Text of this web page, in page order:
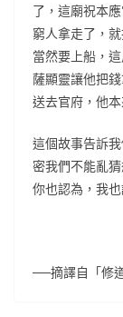
了，這廟祝本
窮人拿走了，
當然要上船，
薩顯靈讓他把
送去官府，他
這個故事告訴
密我們不能亂
你也認為，我
──摘譯自「修